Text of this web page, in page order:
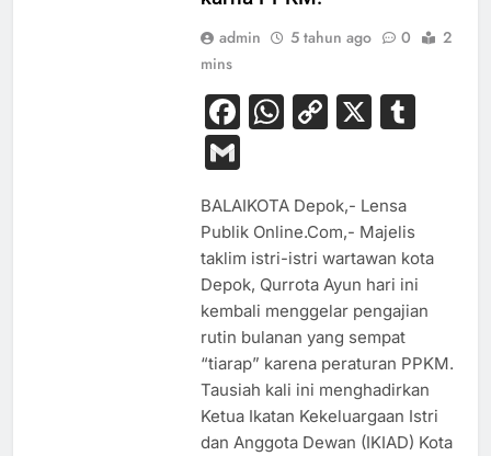
admin 5 tahun ago 0
2
mins
Facebook
WhatsApp
Copy
X
Gmail
BALAIKOTA Depok,- Lensa
Publik Online.Com,- Majelis
taklim istri-istri wartawan kota
Depok, Qurrota Ayun hari ini
kembali menggelar pengajian
rutin bulanan yang sempat
“tiarap” karena peraturan PPKM.
Tausiah kali ini menghadirkan
Ketua Ikatan Kekeluargaan Istri
dan Anggota Dewan (IKIAD) Kota